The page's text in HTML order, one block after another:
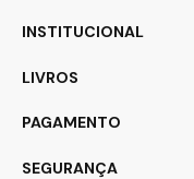
INSTITUCIONAL
LIVROS
PAGAMENTO
SEGURANÇA